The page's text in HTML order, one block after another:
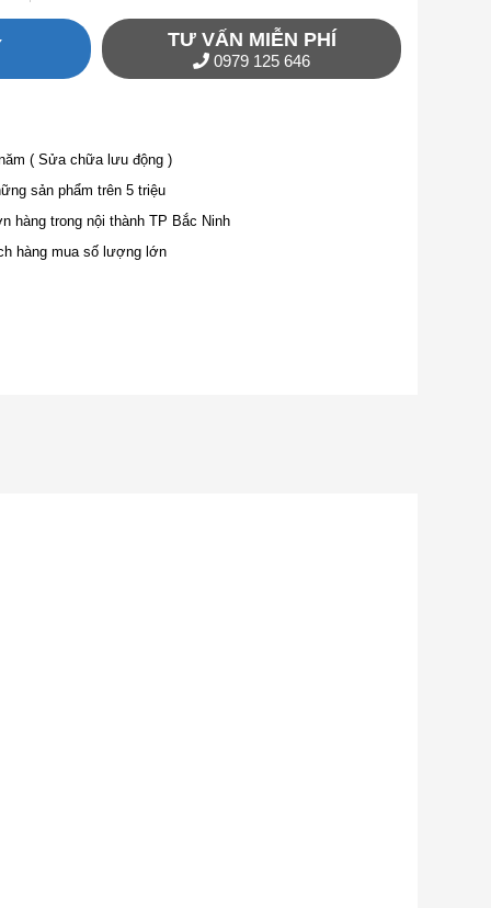
TƯ VẤN MIỄN PHÍ
0979 125 646
( Sửa chữa lưu động )
sản phẩm trên 5 triệu
hàng trong nội thành TP Bắc Ninh
hàng mua số lượng lớn